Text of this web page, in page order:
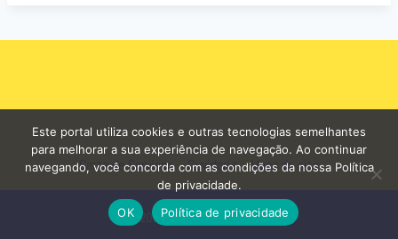
Carta de Serviços Ouvidoria Mapa do site
© 2026 - Prefeitura de Curuá
Este portal utiliza cookies e outras tecnologias semelhantes
para melhorar a sua experiência de navegação. Ao continuar
navegando, você concorda com as condições da nossa Política
de privacidade.
OK
Política de privacidade